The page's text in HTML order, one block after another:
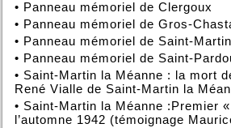
• Panneau mémoriel de Clergoux
• Panneau mémoriel de Gros-
• Panneau mémoriel de Saint-
• Panneau mémoriel de Saint-
• Saint-Martin la Méanne : la mort
René Vialle de Saint-Martin la
• Saint-Martin la Méanne :Premier
l’automne 1942 (témoignage